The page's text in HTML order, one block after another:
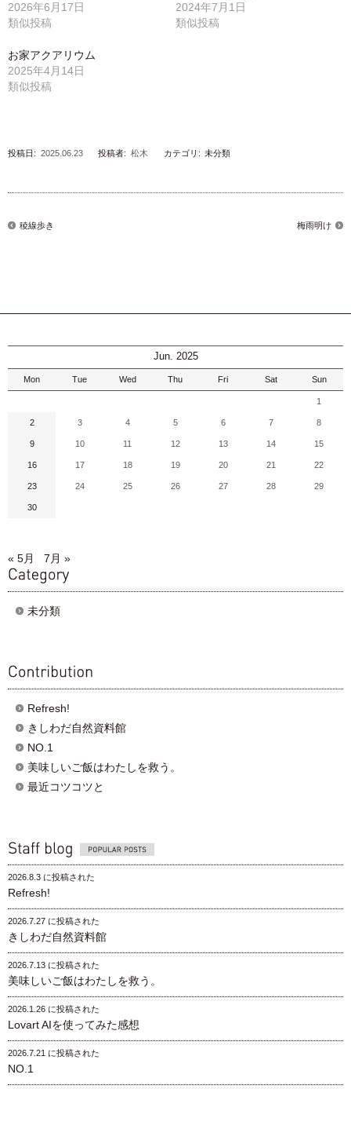
2026年6月17日
類似投稿
2024年7月1日
類似投稿
お家アクアリウム
2025年4月14日
類似投稿
投稿日: 2025.06.23 投稿者: 松木 カテゴリ: 未分類
稜線歩き 梅雨明け
Jun. 2025
Mon Tue Wed Thu Fri Sat Sun
1
2 3 4 5 6 7 8
9 10 11 12 13 14 15
16 17 18 19 20 21 22
23 24 25 26 27 28 29
30
« 5月 7月 »
未分類
Refresh!
きしわだ自然資料館
NO.1
美味しいご飯はわたしを救う。
最近コツコツと
Popular posts
2026.8.3 に投稿された
Refresh!
2026.7.27 に投稿された
きしわだ自然資料館
2026.7.13 に投稿された
美味しいご飯はわたしを救う。
2026.1.26 に投稿された
Lovart AIを使ってみた感想
2026.7.21 に投稿された
NO.1